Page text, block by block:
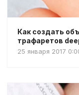
Как создать
трафаретов
25 января 2017